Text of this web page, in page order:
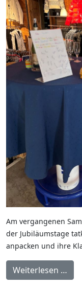
Am vergangenen
der Jubiläumstage
anpacken und ihre
Weiterlesen …